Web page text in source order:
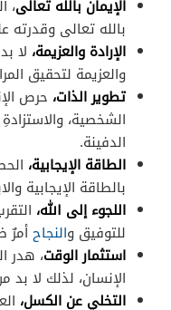
الإيمان بالله تعالى،
بالله تعالى
الإرادة والعزيمة، لا
والعزيمة لتحقيق
تطوير الذات، حرص
الشخصية،
الدفينة.
الطاقة الإيجابية،
بالطاقة الإيجابية
اللجوء إلى الله،
للتوفيق والنجاحأمرٌ
استثمار الوقت، هدر
الإنسان، لذلك لا
التخلي عن الكسل،